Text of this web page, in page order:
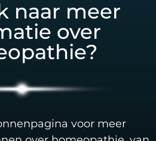
naar meer
over
voor meer